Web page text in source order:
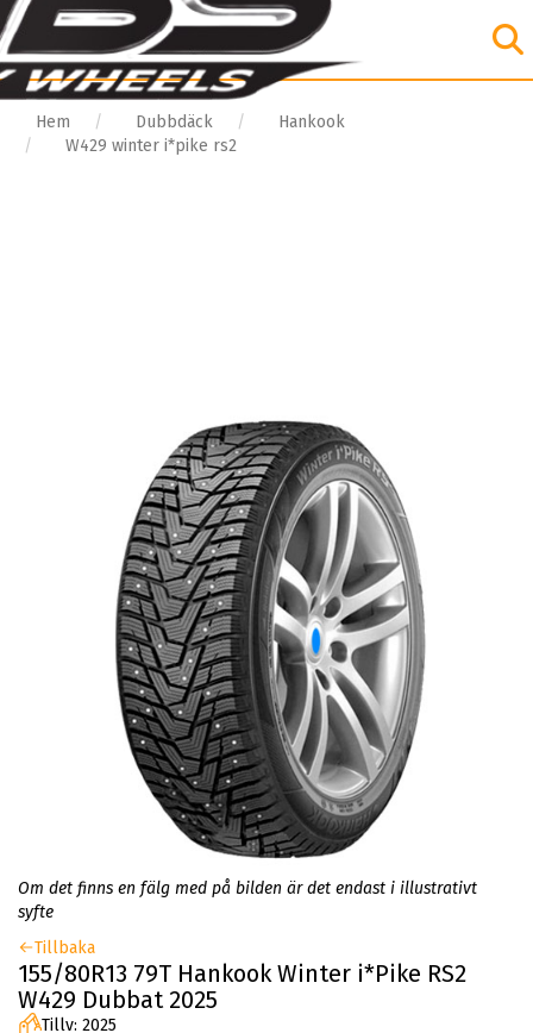
Hem Dubbdäck
Hankook
W429 winter i*pike rs2
Om det finns en fälg med på bilden är det endast i illustrativt
syfte
Tillbaka
155/80R13 79T Hankook Winter i*Pike RS2
W429 Dubbat 2025
Tillv: 2025